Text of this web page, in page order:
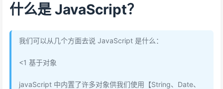
什么是 JavaScript？
我们可以从几个方面去说 JavaScript 是什么：
<1 基于对象
javaScript 中内置了许多对象供我们使用【String、Date、